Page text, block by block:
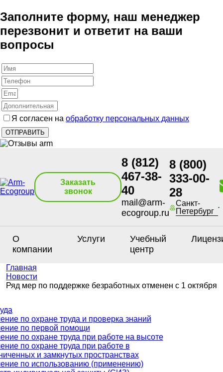
Заполните форму, наш менеджер
перезвонит и ответит на ваши
вопросы
Я согласен на обработку персональных данных
Заказать
звонок
8 (812)
467-38-
40
mail@arm-
ecogroup.ru
8 (800)
333-00-
28
Санкт-
Петербург
О
компании
Услуги
Учебный
центр
Главная
Новости
Ряд мер по поддержке безработных отменен с 1 октября
по охране труда и проверка знаний
по первой помощи
по охране труда при работе на высоте
по охране труда при работе в
и замкнутых пространствах
по использованию (применению)